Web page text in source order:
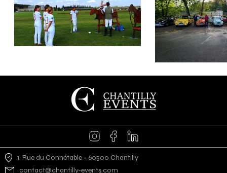
1, Rue du Connétable - 60500 Chantilly
contact@chantilly-events.com